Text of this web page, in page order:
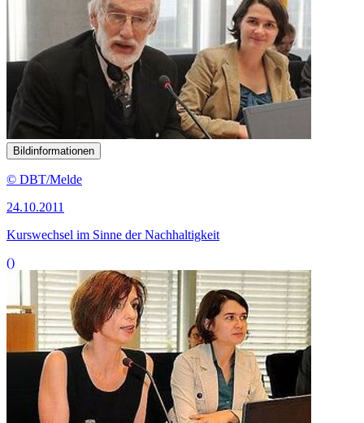
Bildinformationen
© DBT/Melde
24.10.2011
Kurswechsel im Sinne der Nachhaltigkeit
()